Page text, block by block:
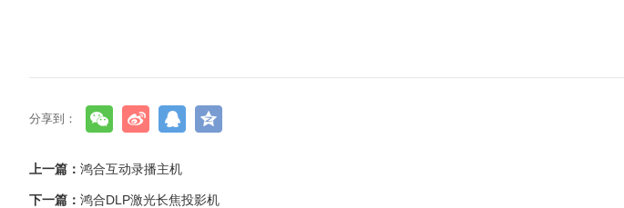
分享到：
上一篇： 鸿合互动录播主机
下一篇： 鸿合DLP激光长焦投影机